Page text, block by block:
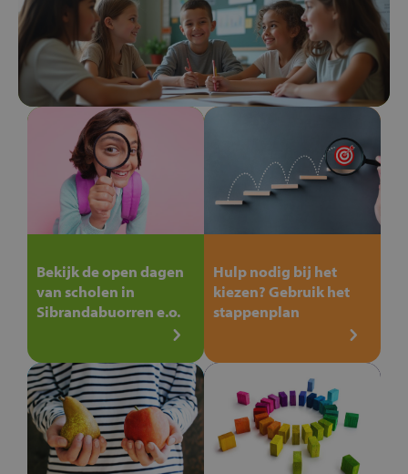
Bekijk de open dagen
van scholen in
Sibrandabuorren e.o.
Hulp nodig bij het
kiezen? Gebruik het
stappenplan